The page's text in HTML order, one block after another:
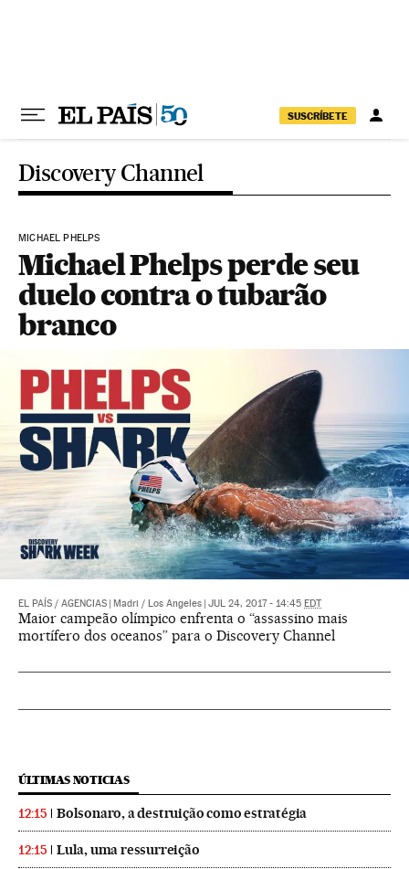
SUSCRÍBETE
Discovery Channel
MICHAEL PHELPS
Michael Phelps perde seu
duelo contra o tubarão
branco
EL PAÍS / AGENCIAS Madri / Los Angeles JUL 24, 2017 - 14:45 EDT
Maior campeão olímpico enfrenta o “assassino mais
mortífero dos oceanos” para o Discovery Channel
ÚLTIMAS NOTICIAS
12:15 Bolsonaro, a destruição como estratégia
12:15 Lula, uma ressurreição